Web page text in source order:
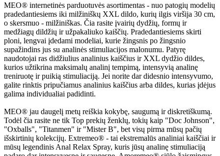
MEO® internetinės parduotuvės asortimentas - nuo patogių modelių
pradedantiesiems iki milžiniškų XXL dildo, kurių ilgis viršija 30 cm,
o skersmuo - milžiniškas. Čia rasite įvairių dydžių, formų ir
medžiagų dildžių ir užpakaliuko kaiščių. Pradedantiesiems skirti
ploni, lengvai įdedami modeliai, kurie žingsnis po žingsnio
supažindins jus su analinės stimuliacijos malonumu. Patyrę
naudotojai ras didžiulius analinius kaiščius ir XXL dydžio dildes,
kurios užtikrina maksimalų analinį tempimą, intensyvią analinę
treniruotę ir puikią stimuliaciją. Jei norite dar didesnio intensyvumo,
galite rinktis pripučiamus analinius kaiščius arba dildes, kurias įdėjus
galima individualiai padidinti.
MEO® jau daugelį metų reiškia kokybę, saugumą ir diskretiškumą.
Todėl čia rasite ne tik Top prekių ženklų, tokių kaip "Doc Johnson",
"Oxballs", "Titanmen" ir "Mister B", bet visų pirma mūsų pačių
išskirtinių kolekcijų. Extremeo® - tai ekstremalūs analiniai kaiščiai ir
mūsų legendinis Anal Relax Spray, kuris jūsų analinę stimuliaciją